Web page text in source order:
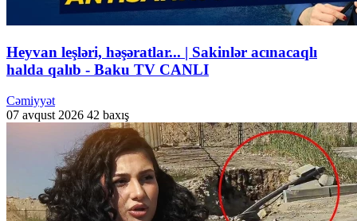
Heyvan leşləri, həşəratlar... | Sakinlər acınacaqlı
halda qalıb - Baku TV CANLI
Cəmiyyət
07 avqust 2026 42 baxış